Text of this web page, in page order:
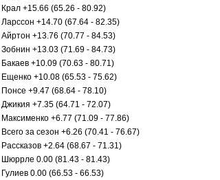
Крал +15.66 (65.26 - 80.92)
Ларссон +14.70 (67.64 - 82.35)
Айртон +13.76 (70.77 - 84.53)
Зобнин +13.03 (71.69 - 84.73)
Бакаев +10.09 (70.63 - 80.71)
Ещенко +10.08 (65.53 - 75.62)
Понсе +9.47 (68.64 - 78.10)
Джикия +7.35 (64.71 - 72.07)
Максименко +6.77 (71.09 - 77.86)
Всего за сезон +6.26 (70.41 - 76.67)
Рассказов +2.64 (68.67 - 71.31)
Шюррле 0.00 (81.43 - 81.43)
Гулиев 0.00 (66.53 - 66.53)